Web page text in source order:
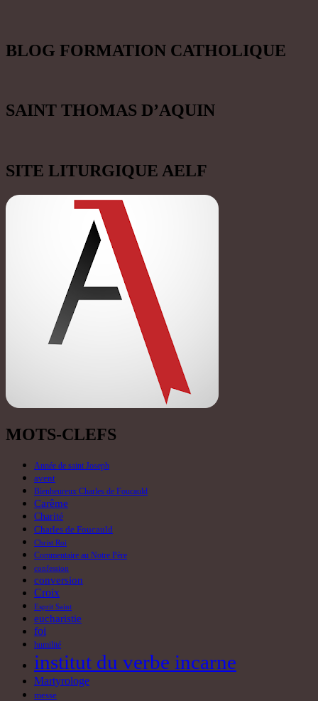
BLOG FORMATION CATHOLIQUE
SAINT THOMAS D’AQUIN
SITE LITURGIQUE AELF
MOTS-CLEFS
Année de saint Joseph
avent
Bienheureux Charles de Foucauld
Carême
Charité
Charles de Foucauld
Christ Roi
Commentaire au Notre Père
confession
conversion
Croix
Esprit Saint
eucharistie
foi
humilité
institut du verbe incarne
Martyrologe
messe